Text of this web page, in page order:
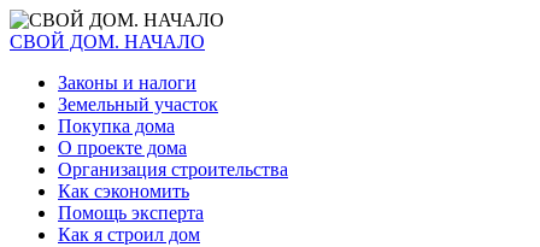
СВОЙ ДОМ. НАЧАЛО
Законы и налоги
Земельный участок
Покупка дома
О проекте дома
Организация строительства
Как сэкономить
Помощь эксперта
Как я строил дом